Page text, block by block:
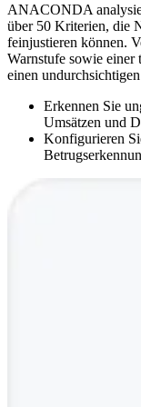
ANACONDA
über 50 Kriterien, die
feinjustieren können.
Warnstufe sowie einer
einen
Erkennen Sie
Umsätzen und
Konfigurieren